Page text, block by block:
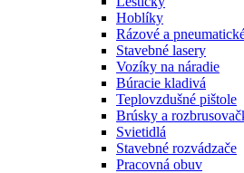
Hoblíky
Rázové a
Stavebné lasery
Vozíky na náradie
Búracie kladivá
Teplovzdušné pištole
Brúsky a
Svietidlá
Stavebné rozvádzače
Pracovná obuv